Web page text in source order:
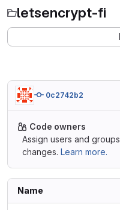
letsencrypt-fi
0c2742b2
Code owners
Assign users and
changes. Learn more.
Name